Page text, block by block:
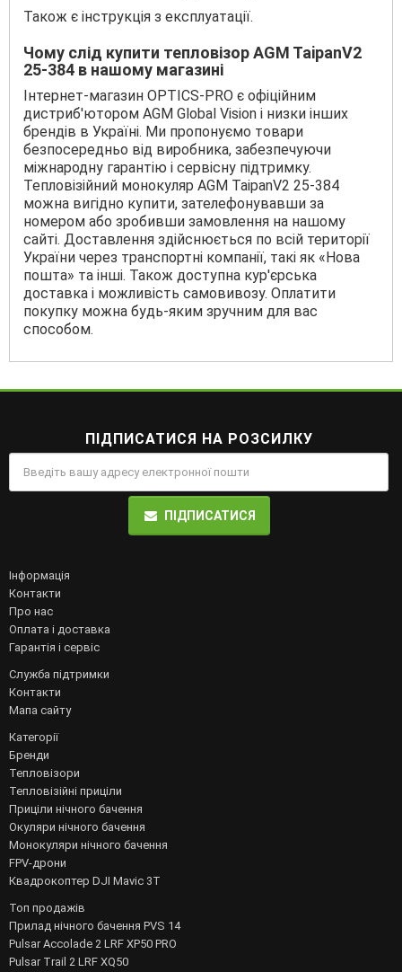
Також є інструкція з експлуатації.
Чому слід купити тепловізор AGM TaipanV2
25-384 в нашому магазині
Інтернет-магазин OPTICS-PRO є офіційним
дистриб'ютором AGM Global Vision і низки інших
брендів в Україні. Ми пропонуємо товари
безпосередньо від виробника, забезпечуючи
міжнародну гарантію і сервісну підтримку.
Тепловізійний монокуляр AGM TaipanV2 25-384
можна вигідно купити, зателефонувавши за
номером або зробивши замовлення на нашому
сайті. Доставлення здійснюється по всій території
України через транспортні компанії, такі як «Нова
пошта» та інші. Також доступна кур'єрська
доставка і можливість самовивозу. Оплатити
покупку можна будь-яким зручним для вас
способом.
ПІДПИСАТИСЯ НА РОЗСИЛКУ
ПІДПИСАТИСЯ
Інформація
Контакти
Про нас
Оплата і доставка
Гарантія і сервіс
Служба підтримки
Контакти
Мапа сайту
Категорії
Бренди
Тепловізори
Тепловізійні приціли
Приціли нічного бачення
Окуляри нічного бачення
Монокуляри нічного бачення
FPV-дрони
Квадрокоптер DJI Mavic 3T
Топ продажів
Прилад нічного бачення PVS 14
Pulsar Accolade 2 LRF XP50 PRO
Pulsar Trail 2 LRF XQ50